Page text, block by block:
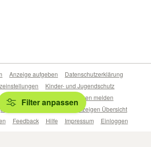
Filter anpassen
Anzeige aufgeben
Datenschutzerklärung
Kinder- und Jugendschutz
Sicherheitslücken melden
Beliebte Suchen
Anzeigen Übersicht
Feedback Hilfe Impressum Einloggen